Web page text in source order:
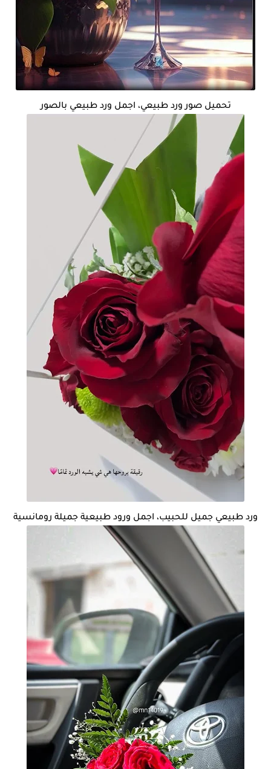
تحميل صور ورد طبيعي، اجمل ورد طبيعي بالصور
ورد طبيعي جميل للحبيب، اجمل ورود طبيعية جميلة رومانسية